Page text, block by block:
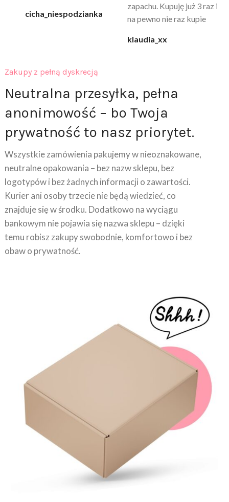
cicha_niespodzianka
zapachu. Kupuję już 3 raz i
na pewno nie raz kupie
klaudia_xx
Zakupy z pełną dyskrecją
Neutralna przesyłka, pełna
anonimowość – bo Twoja
prywatność to nasz priorytet.
Wszystkie zamówienia pakujemy w nieoznakowane,
neutralne opakowania – bez nazw sklepu, bez
logotypów i bez żadnych informacji o zawartości.
Kurier ani osoby trzecie nie będą wiedzieć, co
znajduje się w środku. Dodatkowo na wyciągu
bankowym nie pojawia się nazwa sklepu – dzięki
temu robisz zakupy swobodnie, komfortowo i bez
obaw o prywatność.